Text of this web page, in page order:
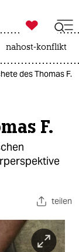

taz zahl ich
nahost-konflikt
des Thomas F.
F.
teilen